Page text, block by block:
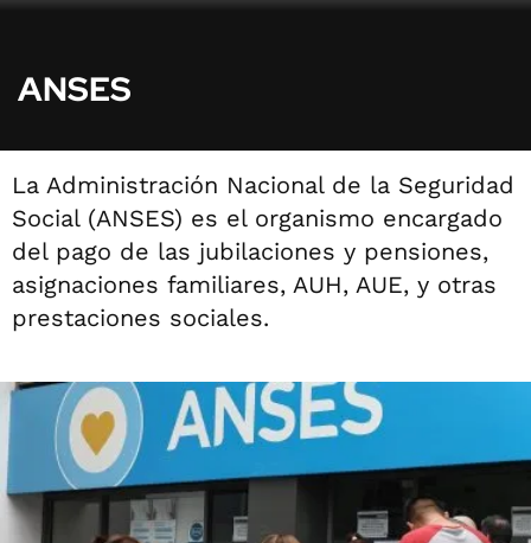
ANSES
La Administración Nacional de la Seguridad
Social (ANSES) es el organismo encargado
del pago de las jubilaciones y pensiones,
asignaciones familiares, AUH, AUE, y otras
prestaciones sociales.